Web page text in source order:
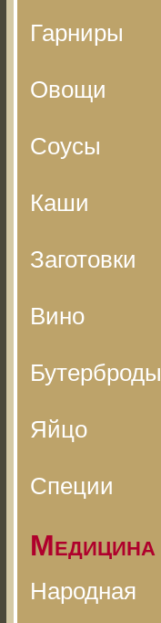
Гарниры
Овощи
Соусы
Каши
Заготовки
Вино
Бутерброды
Яйцо
Специи
Медицина
Народная